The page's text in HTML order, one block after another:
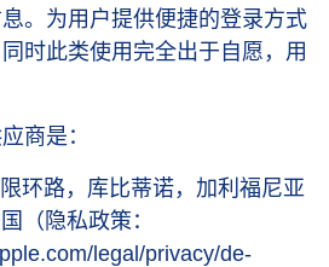
。为用户提供便捷的登录方式
时此类使用完全出于自愿，用
商是：
环路，库比蒂诺，加利福尼亚
（隐私政策：
legal/privacy/de-